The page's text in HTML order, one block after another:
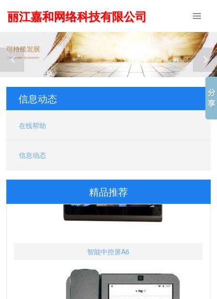
丽江嘉和网络科技有限公司
信息动态
在线帮助
信息动态
精品推荐
智能中控屏A6